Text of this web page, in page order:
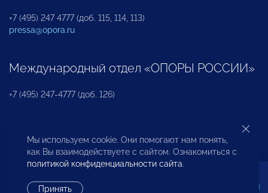
+7 (495) 247 4777 (доб. 115, 114, 113)
pressa@opora.ru
Международный отдел «ОПОРЫ РОССИИ»
+7 (495) 247-4777 (доб. 126)
Бюро по защите прав предпринимателей и
инвесторов
Мы используем cookie. Они помогают нам понять,
как Вы взаимодействуете с сайтом. Ознакомиться с
политикой конфиденциальности сайта.
Принять